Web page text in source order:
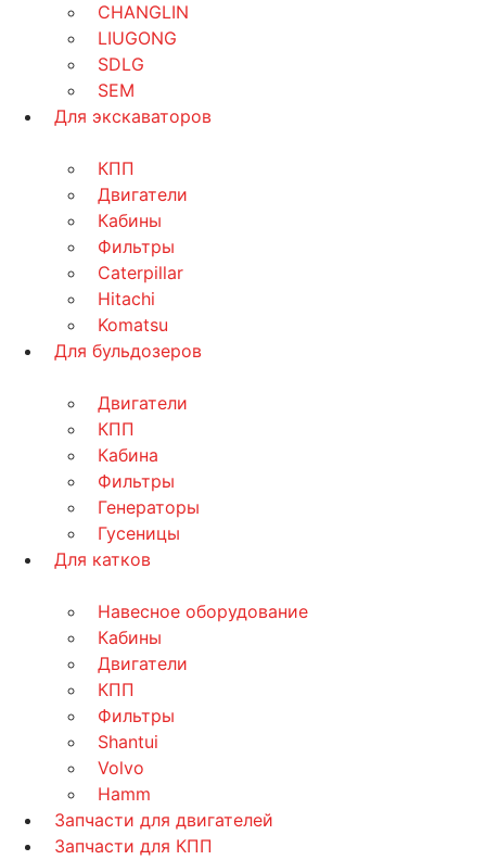
CHANGLIN
LIUGONG
SDLG
SEM
Для экскаваторов
КПП
Двигатели
Кабины
Фильтры
Caterpillar
Hitachi
Komatsu
Для бульдозеров
Двигатели
КПП
Кабина
Фильтры
Генераторы
Гусеницы
Для катков
Навесное оборудование
Кабины
Двигатели
КПП
Фильтры
Shantui
Volvo
Hamm
Запчасти для двигателей
Запчасти для КПП